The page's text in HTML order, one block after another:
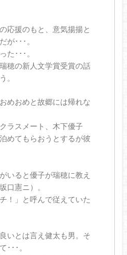
応援のもと、意気揚揚と
が･･･。
た･･･。
穂の新人文学賞受賞の話
。
めおめと故郷には帰れな
ラスメート、木下優子
めてもらおうとするが彼
いると優子が瑞穂に教え
口憲ニ）。
！」と呼んで従えていた
いとは言え健太も男。そ
･･･。